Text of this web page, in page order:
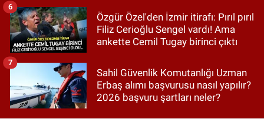
Özgür Özel'den İzmir itirafı: Pırıl pırıl
Filiz Cerioğlu Sengel vardı! Ama
ankette Cemil Tugay birinci çıktı
6
Sahil Güvenlik Komutanlığı Uzman
Erbaş alımı başvurusu nasıl yapılır?
2026 başvuru şartları neler?
7